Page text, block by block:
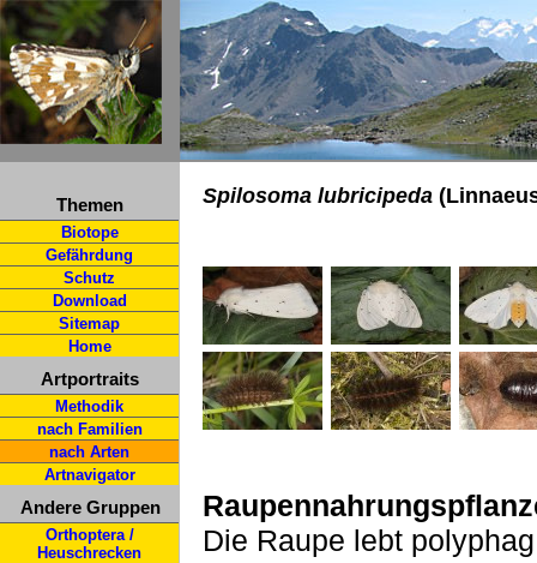
Themen
Biotope
Gefährdung
Schutz
Download
Sitemap
Home
Artportraits
Methodik
nach Familien
nach Arten
Artnavigator
Andere Gruppen
Orthoptera /
Heuschrecken
Spilosoma lubricipeda
Die Raupe lebt